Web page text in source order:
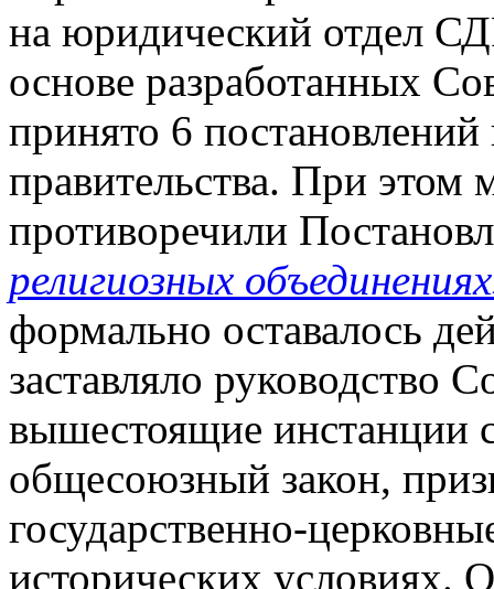
на юридический отдел
основе разработанных
принято 6
правительства. При
противоречили
религиозных
формально оставалось
заставляло руководство
вышестоящие инстанции
общесоюзный закон,
государственно-
исторических условиях.